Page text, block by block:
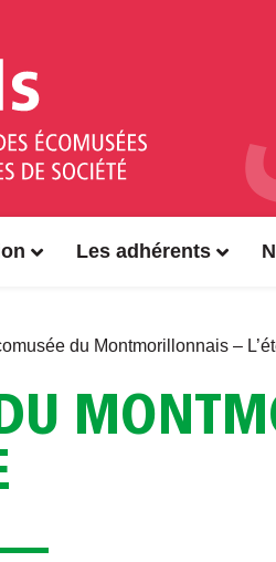
Les adhérents
du Montmorillonnais –